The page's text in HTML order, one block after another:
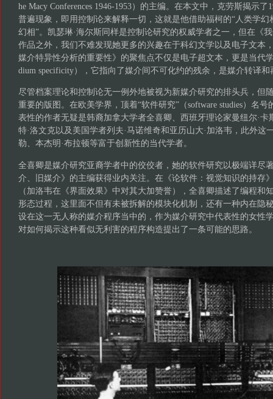
he Macy Conferences 1946-1953）的主编。在本文中，克劳斯揭示
普遍现象，即用控制论来解释一切，这就是他借助福柯的“人类学幻
幻相”。凯瑟琳·海尔斯同样是控制论研究的权威学者之一，但在《
作品之外，我们不难发现她更多的兴趣在于科幻文学以及电子文本
媒介特异性分析的重要性》的聚焦点不仅是电子超文本，更是当代
dium specificity），它指向了媒介间不可化约的残余，是媒介转译
尽管档案理论和控制论无一例外地被视为新媒介研究的排头兵，但
重要的版图。在欧美学界，顶着“软件研究”（software studies）名
表性的作者无疑是韩裔加拿大学者全喜卿、西班牙理论家曼纽尔·卡
特·洛文克以及美国学者列夫·马诺维奇和亚历山大·加洛韦，此外这
勒、本杰明·布拉顿等富于创新性的当代学者。
全喜卿是媒介研究亚裔学者中的佼佼者，她的软件研究以极端详尽
介、旧媒介》的主编获得业内关注。在《论软件：视觉知识的持存
（加洛韦在《界面效果》中对其大加赞誉），全喜卿描述了编程和
形态过程，这里面不但有未被拆解的模块化机制，还有一种内在隐
设在这一无人称的媒介程序当中的，作为媒介研究中代表性的女性
对如何揭示这种看似无利害的程序构造提出了一条可能的思路。